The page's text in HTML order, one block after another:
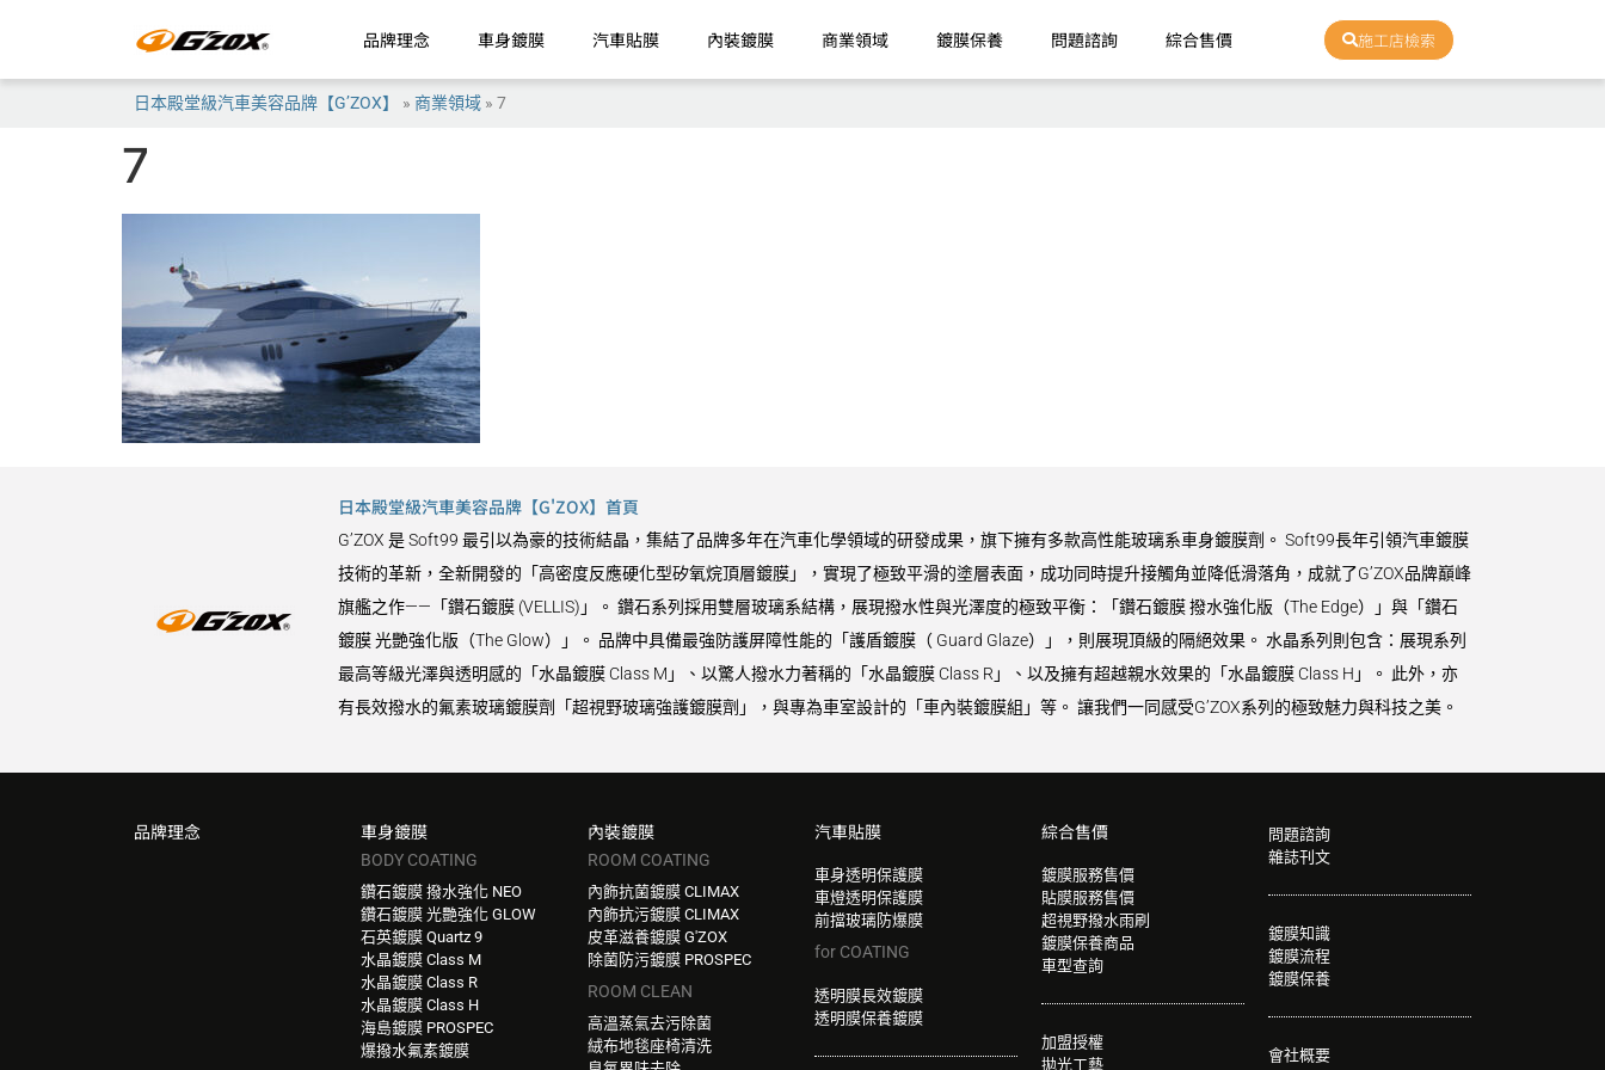
品牌理念 車身鍍膜 汽車貼膜 內裝鍍膜 商業領域 鍍膜保養 問題諮詢 綜合售價 施工店檢索
日本殿堂級汽車美容品牌【G’ZOX】 » 商業領域 » 7
7
日本殿堂級汽車美容品牌【G'ZOX】首頁
G’ZOX 是 Soft99 最引以為豪的技術結晶，集結了品牌多年在汽車化學領域的研發成果，旗下擁有多款高性能玻璃系車身鍍膜劑。 Soft99長年引領汽車鍍膜
技術的革新，全新開發的「高密度反應硬化型矽氧烷頂層鍍膜」，實現了極致平滑的塗層表面，成功同時提升接觸角並降低滑落角，成就了G’ZOX品牌巔峰
旗艦之作——「鑽石鍍膜 (VELLIS)」。 鑽石系列採用雙層玻璃系結構，展現撥水性與光澤度的極致平衡：「鑽石鍍膜 撥水強化版（The Edge）」與「鑽石
鍍膜 光艷強化版（The Glow）」。 品牌中具備最強防護屏障性能的「護盾鍍膜（ Guard Glaze）」，則展現頂級的隔絕效果。 水晶系列則包含：展現系列
最高等級光澤與透明感的「水晶鍍膜 Class M」、以驚人撥水力著稱的「水晶鍍膜 Class R」、以及擁有超越親水效果的「水晶鍍膜 Class H」。 此外，亦
有長效撥水的氟素玻璃鍍膜劑「超視野玻璃強護鍍膜劑」，與專為車室設計的「車內裝鍍膜組」等。 讓我們一同感受G’ZOX系列的極致魅力與科技之美。
品牌理念 車身鍍膜
BODY COATING
鑽石鍍膜 撥水強化 NEO
鑽石鍍膜 光艷強化 GLOW
石英鍍膜 Quartz 9
水晶鍍膜 Class M
水晶鍍膜 Class R
水晶鍍膜 Class H
海島鍍膜 PROSPEC
爆撥水氟素鍍膜
內裝鍍膜
ROOM COATING
內飾抗菌鍍膜 CLIMAX
內飾抗污鍍膜 CLIMAX
皮革滋養鍍膜 G'ZOX
除菌防污鍍膜 PROSPEC
ROOM CLEAN
高溫蒸氣去污除菌
絨布地毯座椅清洗
汽車貼膜
車身透明保護膜
車燈透明保護膜
前擋玻璃防爆膜
for COATING
透明膜長效鍍膜
透明膜保養鍍膜
綜合售價
鍍膜服務售價
貼膜服務售價
超視野撥水雨刷
鍍膜保養商品
車型查詢
加盟授權
拋光工藝
問題諮詢
雜誌刊文
鍍膜知識
鍍膜流程
鍍膜保養
會社概要